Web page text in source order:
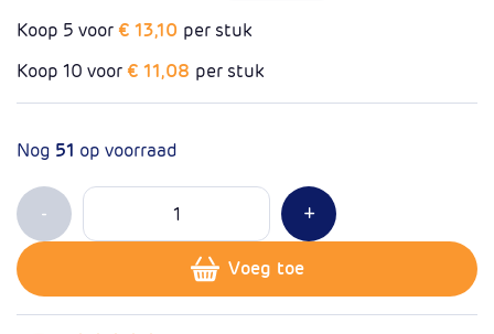
Koop 5 voor€ 13,10 per stuk
Koop 10 voor€ 11,08 per stuk
Nog 51 op voorraad
- Min 1
Aantal
+Plus 1
Voeg toe